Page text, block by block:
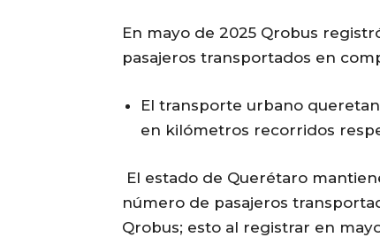
En mayo de 2025 Qrobus
pasajeros transportados en
El transporte urbano
en kilómetros recorridos
El estado de Querétaro
número de pasajeros
Qrobus; esto al registrar en